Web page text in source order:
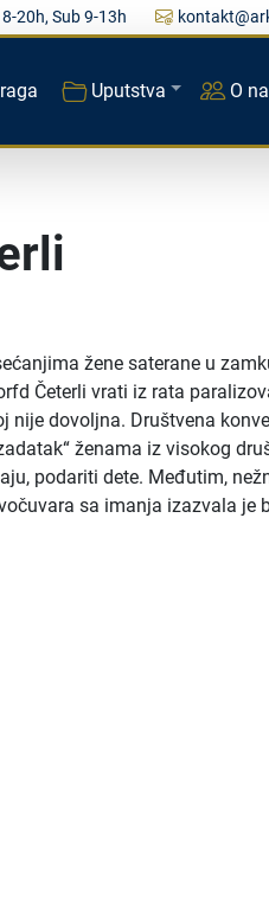
20h, Sub 9-13h
Uputstva O
žene saterane u
Četerli vrati iz rata
nije dovoljna. Društvena
ženama iz visokog
podariti dete. Međutim,
sa imanja izazvala je